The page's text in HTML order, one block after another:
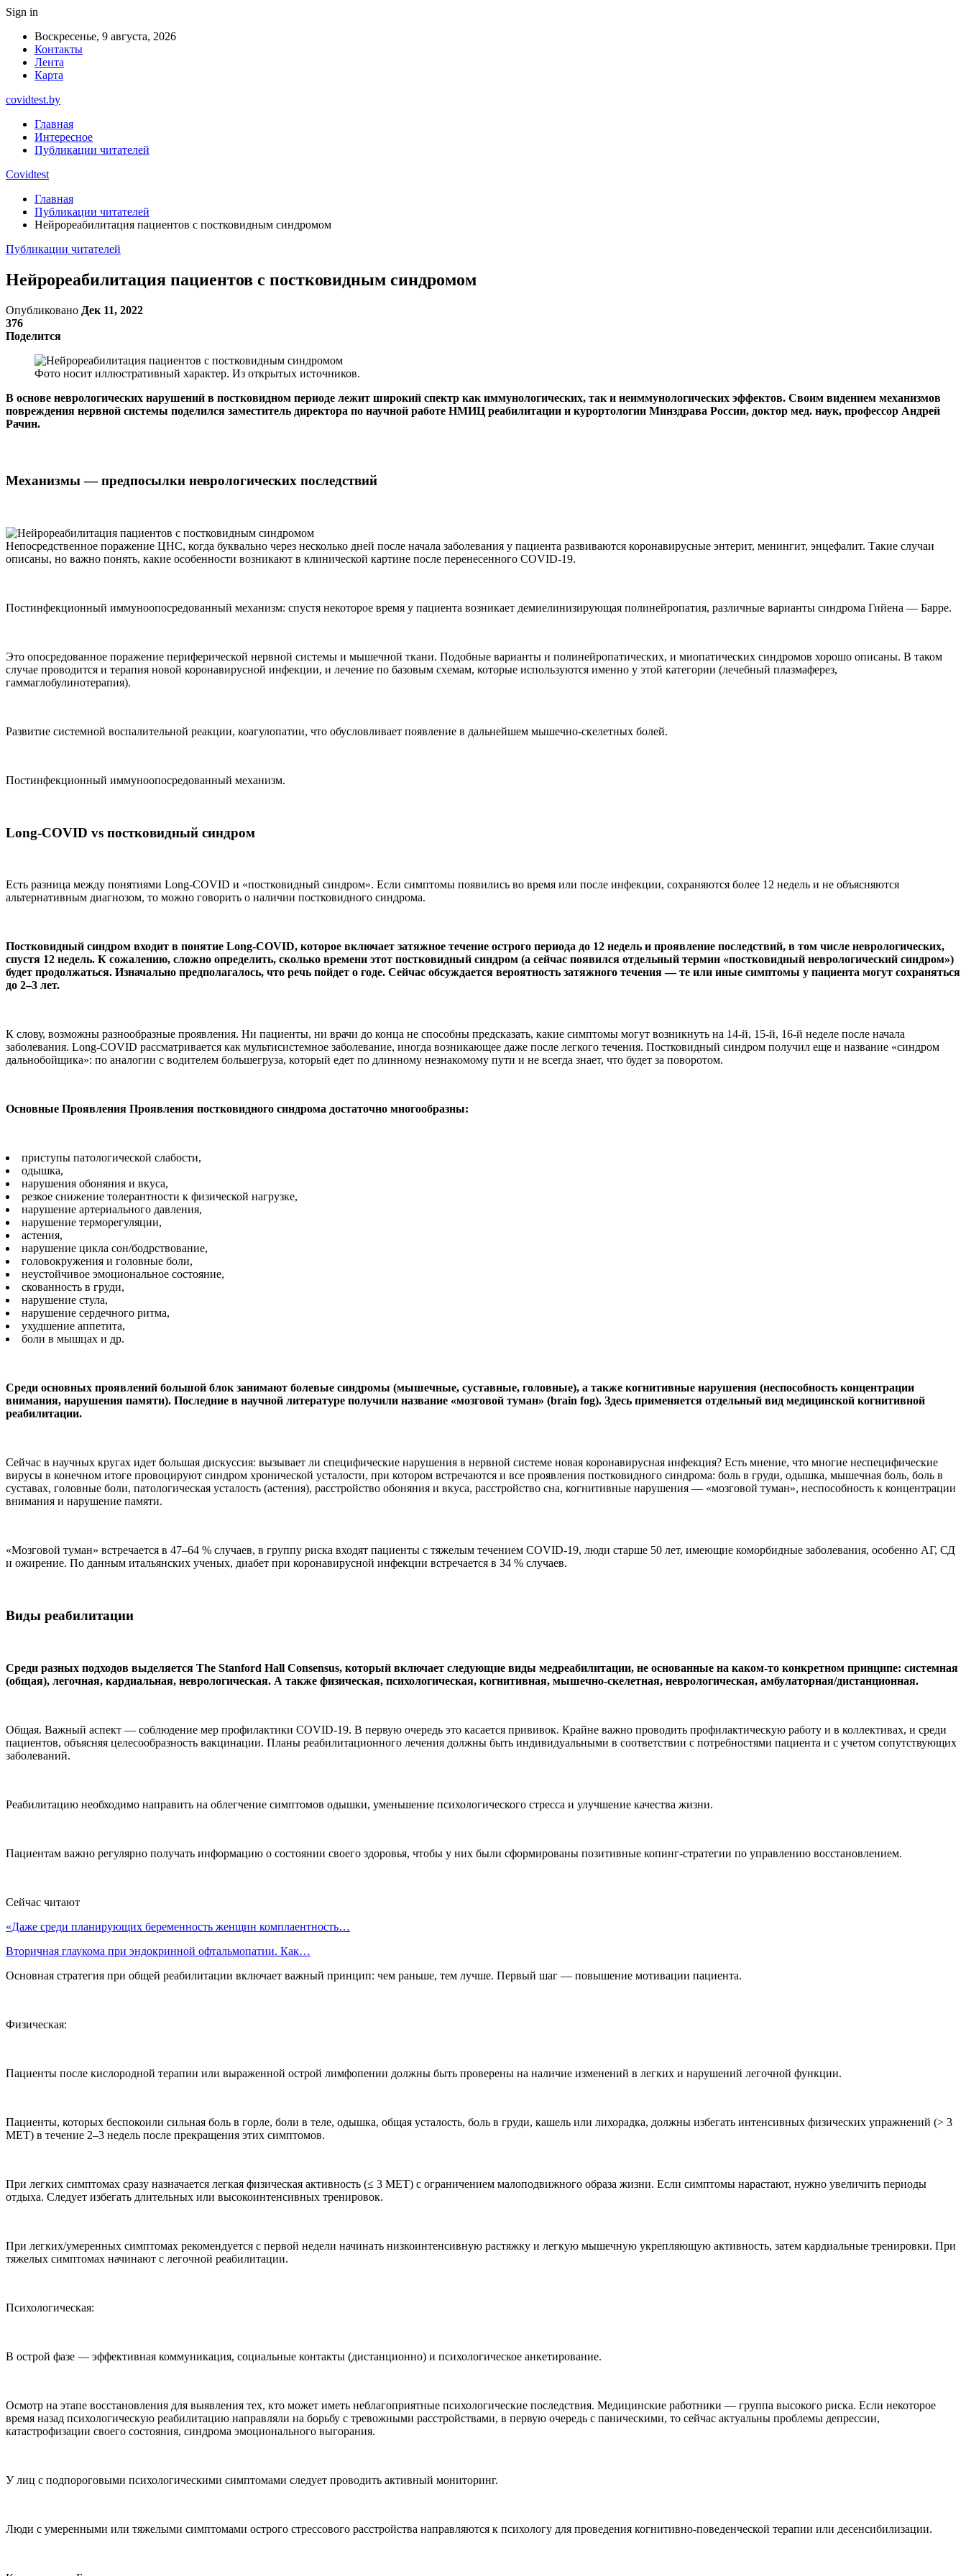
Sign in
Воскресенье, 9 августа, 2026
Контакты
Лента
Карта
covidtest.by
Главная
Интересное
Публикации читателей
Covidtest
Главная
Публикации читателей
Нейрореабилитация пациентов с постковидным синдромом
Публикации читателей
Нейрореабилитация пациентов с постковидным синдромом
Опубликовано Дек 11, 2022
376
Поделится
Фото носит иллюстративный характер. Из открытых источников.
В основе неврологических нарушений в постковидном периоде лежит широкий спектр как иммунологических, так и неиммунологических эффектов. Своим видением механизмов
повреждения нервной системы поделился заместитель директора по научной работе НМИЦ реабилитации и курортологии Минздрава России, доктор мед. наук, профессор Андрей
Рачин.
Механизмы — предпосылки неврологических последствий
Непосредственное поражение ЦНС, когда буквально через несколько дней после начала заболевания у пациента развиваются коронавирусные энтерит, менингит, энцефалит. Такие случаи
описаны, но важно понять, какие особенности возникают в клинической картине после перенесенного COVID-19.
Постинфекционный иммуноопосредованный механизм: спустя некоторое время у пациента возникает демиелинизирующая полинейропатия, различные варианты синдрома Гийена — Барре.
Это опосредованное поражение периферической нервной системы и мышечной ткани. Подобные варианты и полинейропатических, и миопатических синдромов хорошо описаны. В таком
случае проводится и терапия новой коронавирусной инфекции, и лечение по базовым схемам, которые используются именно у этой категории (лечебный плазмаферез,
гаммаглобулинотерапия).
Развитие системной воспалительной реакции, коагулопатии, что обусловливает появление в дальнейшем мышечно-скелетных болей.
Постинфекционный иммуноопосредованный механизм.
Long-COVID vs постковидный синдром
Есть разница между понятиями Long-COVID и «постковидный синдром». Если симптомы появились во время или после инфекции, сохраняются более 12 недель и не объясняются
альтернативным диагнозом, то можно говорить о наличии постковидного синдрома.
Постковидный синдром входит в понятие Long-COVID, которое включает затяжное течение острого периода до 12 недель и проявление последствий, в том числе неврологических,
спустя 12 недель. К сожалению, сложно определить, сколько времени этот постковидный синдром (а сейчас появился отдельный термин «постковидный неврологический синдром»)
будет продолжаться. Изначально предполагалось, что речь пойдет о годе. Сейчас обсуждается вероятность затяжного течения — те или иные симптомы у пациента могут сохраняться
до 2–3 лет.
К слову, возможны разнообразные проявления. Ни пациенты, ни врачи до конца не способны предсказать, какие симптомы могут возникнуть на 14-й, 15-й, 16-й неделе после начала
заболевания. Long-COVID рассматривается как мультисистемное заболевание, иногда возникающее даже после легкого течения. Постковидный синдром получил еще и название «синдром
дальнобойщика»: по аналогии с водителем большегруза, который едет по длинному незнакомому пути и не всегда знает, что будет за поворотом.
Основные Проявления Проявления постковидного синдрома достаточно многообразны:
приступы патологической слабости,
одышка,
нарушения обоняния и вкуса,
резкое снижение толерантности к физической нагрузке,
нарушение артериального давления,
нарушение терморегуляции,
астения,
нарушение цикла сон/бодрствование,
головокружения и головные боли,
неустойчивое эмоциональное состояние,
скованность в груди,
нарушение стула,
нарушение сердечного ритма,
ухудшение аппетита,
боли в мышцах и др.
Среди основных проявлений большой блок занимают болевые синдромы (мышечные, суставные, головные), а также когнитивные нарушения (неспособность концентрации
внимания, нарушения памяти). Последние в научной литературе получили название «мозговой туман» (brain fog). Здесь применяется отдельный вид медицинской когнитивной
реабилитации.
Сейчас в научных кругах идет большая дискуссия: вызывает ли специфические нарушения в нервной системе новая коронавирусная инфекция? Есть мнение, что многие неспецифические
вирусы в конечном итоге провоцируют синдром хронической усталости, при котором встречаются и все проявления постковидного синдрома: боль в груди, одышка, мышечная боль, боль в
суставах, головные боли, патологическая усталость (астения), расстройство обоняния и вкуса, расстройство сна, когнитивные нарушения — «мозговой туман», неспособность к концентрации
внимания и нарушение памяти.
«Мозговой туман» встречается в 47–64 % случаев, в группу риска входят пациенты с тяжелым течением COVID-19, люди старше 50 лет, имеющие коморбидные заболевания, особенно АГ, СД
и ожирение. По данным итальянских ученых, диабет при коронавирусной инфекции встречается в 34 % случаев.
Виды реабилитации
Среди разных подходов выделяется The Stanford Hall Consensus, который включает следующие виды медреабилитации, не основанные на каком-то конкретном принципе: системная
(общая), легочная, кардиальная, неврологическая. А также физическая, психологическая, когнитивная, мышечно-скелетная, неврологическая, амбулаторная/дистанционная.
Общая. Важный аспект — соблюдение мер профилактики COVID-19. В первую очередь это касается прививок. Крайне важно проводить профилактическую работу и в коллективах, и среди
пациентов, объясняя целесообразность вакцинации. Планы реабилитационного лечения должны быть индивидуальными в соответствии с потребностями пациента и с учетом сопутствующих
заболеваний.
Реабилитацию необходимо направить на облегчение симптомов одышки, уменьшение психологического стресса и улучшение качества жизни.
Пациентам важно регулярно получать информацию о состоянии своего здоровья, чтобы у них были сформированы позитивные копинг-стратегии по управлению восстановлением.
Сейчас читают
«Даже среди планирующих беременность женщин комплаентность…
Вторичная глаукома при эндокринной офтальмопатии. Как…
Основная стратегия при общей реабилитации включает важный принцип: чем раньше, тем лучше. Первый шаг — повышение мотивации пациента.
Физическая:
Пациенты после кислородной терапии или выраженной острой лимфопении должны быть проверены на наличие изменений в легких и нарушений легочной функции.
Пациенты, которых беспокоили сильная боль в горле, боли в теле, одышка, общая усталость, боль в груди, кашель или лихорадка, должны избегать интенсивных физических упражнений (> 3
МЕТ) в течение 2–3 недель после прекращения этих симптомов.
При легких симптомах сразу назначается легкая физическая активность (≤ 3 МЕТ) с ограничением малоподвижного образа жизни. Если симптомы нарастают, нужно увеличить периоды
отдыха. Следует избегать длительных или высокоинтенсивных тренировок.
При легких/умеренных симптомах рекомендуется с первой недели начинать низкоинтенсивную растяжку и легкую мышечную укрепляющую активность, затем кардиальные тренировки. При
тяжелых симптомах начинают с легочной реабилитации.
Психологическая:
В острой фазе — эффективная коммуникация, социальные контакты (дистанционно) и психологическое анкетирование.
Осмотр на этапе восстановления для выявления тех, кто может иметь неблагоприятные психологические последствия. Медицинские работники — группа высокого риска. Если некоторое
время назад психологическую реабилитацию направляли на борьбу с тревожными расстройствами, в первую очередь с паническими, то сейчас актуальны проблемы депрессии,
катастрофизации своего состояния, синдрома эмоционального выгорания.
У лиц с подпороговыми психологическими симптомами следует проводить активный мониторинг.
Люди с умеренными или тяжелыми симптомами острого стрессового расстройства направляются к психологу для проведения когнитивно-поведенческой терапии или десенсибилизации.